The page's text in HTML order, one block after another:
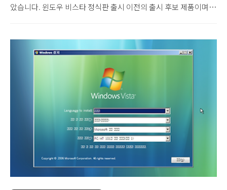
았습니다. 윈도우 비스타 정식판 출시 이전의 출시 후보 제품이며,
평가를 받습니다. 가정용으로 출시되었으며, 가장 무난한 에디션이
기도 합니다. 메신저와 미디어 플레이어 프로그램의 포함 유무에 따
라 K와 KN으로 나뉩니다. 설치 DVD를 넣고 부팅하면 로딩 화면이
지나갑니다. 윈도우 비스타 RC1 빌드 5600 설치를 시작합니다. 한
글이 깨져나오네요. 다음을 눌러 설치를 진행합니다. 제품 키를 입
력하는 화면입니다. 입력하지 않고 다음으로 넘어갑니다. 설치할 에
디션을 선택합니다. 홈 프리미엄을..